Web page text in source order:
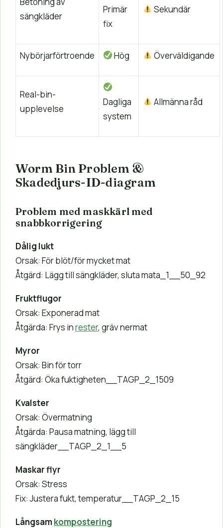
sängkläder
Primär
fix
Sekundär
Nybörjarförtroende Hög Överväldigande
Real-bin-
upplevelse
Dagliga
system
Allmänna råd
Worm Bin Problem &
Skadedjurs-ID-diagram
Problem med maskkärl med
snabbkorrigering
Dålig lukt
Orsak: För blöt/för mycket mat
Åtgärd: Lägg till sängkläder, sluta mata_1__50_92
Fruktflugor
Orsak: Exponerad mat
Åtgärda: Frys inrester, gräv nermat
Myror
Orsak: Bin för torr
Åtgärd: Öka fuktigheten__TAGP_2_1509
Kvalster
Orsak: Övermatning
Åtgärda: Pausa matning, lägg till
sängkläder__TAGP_2_1__5
Maskar flyr
Orsak: Stress
Fix: Justera fukt, temperatur__TAGP_2_15
Långsamkompostering